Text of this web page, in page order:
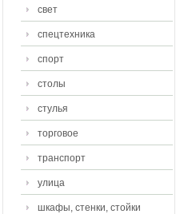
свет
спецтехника
спорт
столы
стулья
торговое
транспорт
улица
шкафы, стенки, стойки